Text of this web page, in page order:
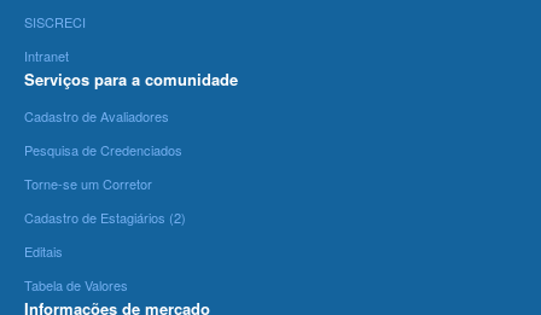
SISCRECI
Intranet
Serviços para a comunidade
Cadastro de Avaliadores
Pesquisa de Credenciados
Torne-se um Corretor
Cadastro de Estagiários (2)
Editais
Tabela de Valores
Informações de mercado